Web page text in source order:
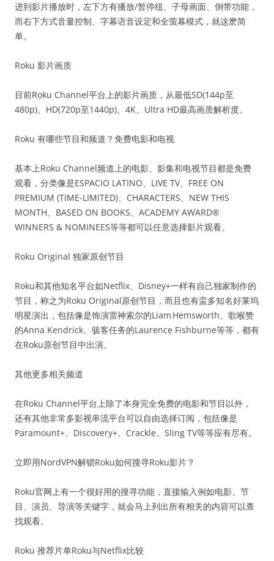
进到影片播放时，左下方有播放/暂停纽、子母画面、倒带功能，
而右下方式音量控制、字幕语音设定和全萤幕模式，就这麽简
单。
Roku 影片画质
目前Roku Channel平台上的影片画质，从最低SD(144p至
480p)、HD(720p至1440p)、4K、Ultra HD最高画质解析度。
Roku 有哪些节目和频道？免费电影和电视
基本上Roku Channel频道上的电影、影集和电视节目都是免费
观看，分类像是ESPACIO LATINO、LIVE TV、FREE ON
PREMIUM (TIME-LIMITED)、CHARACTERS、NEW THIS
MONTH、BASED ON BOOKS、ACADEMY AWARD®
WINNERS & NOMINEES等等都可以任意选择影片观看。
Roku Original 独家原创节目
Roku和其他知名平台如Netflix、Disney+一样有自己独家制作的
节目，称之为Roku Original原创节目，而且也有蛮多知名好莱坞
明星演出，包括像是饰演雷神索尔的Liam Hemsworth、歌喉赞
的Anna Kendrick、骇客任务的Laurence Fishburne等等，都有
在Roku原创节目中出演。
其他更多相关频道
在Roku Channel平台上除了本身完全免费的电影和节目以外，
还有其他非常多影视串流平台可以自由选择订阅，包括像是
Paramount+、Discovery+、Crackle、Sling TV等等应有尽有。
立即用NordVPN解锁Roku如何搜寻Roku影片？
Roku官网上有一个很好用的搜寻功能，直接输入例如电影、节
目、演员、导演等关键字，就会马上列出所有相关的内容可以查
找观看。
Roku 推荐片单Roku与Netflix比较